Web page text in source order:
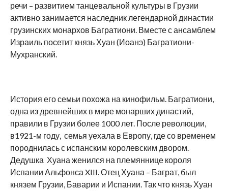
речи – развитием танцевальной культуры в Грузии
активно занимается наследник легендарной династии
грузинских монархов Багратиони. Вместе с ансамблем
Израиль посетит князь Хуан (Иоанэ) Багратиони-
Мухранский.
История его семьи похожа на кинофильм. Багратиони,
одна из древнейших в мире монарших династий,
правили в Грузии более 1000 лет. После революции,
в1921-м году, семья уехала в Европу, где со временем
породнилась с испанским королевским двором.
Дедушка Хуана женился на племяннице короля
Испании Альфонса XIII. Отец Хуана – Баграт, был
князем Грузии, Баварии и Испании. Так что князь Хуан